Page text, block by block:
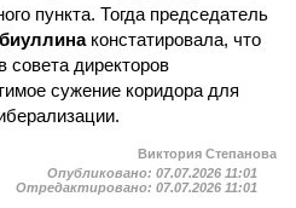
пункта. Тогда председатель
констатировала, что
директоров
сужение коридора для
Виктория Степанова
Опубликовано: 07.07.2026 11:01
Отредактировано: 07.07.2026 11:01